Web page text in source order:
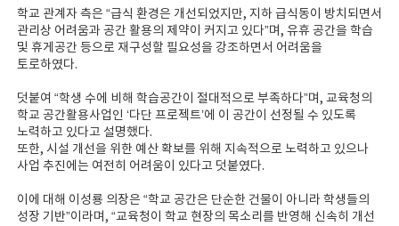
학교 관계자 측은 “급식 환경은 개선되었지만, 지하 급식동이 방치되면서
관리상 어려움과 공간 활용의 제약이 커지고 있다”며, 유휴 공간을 학습
및 휴게공간 등으로 재구성할 필요성을 강조하면서 어려움을
토로하였다.
덧붙여 “학생 수에 비해 학습공간이 절대적으로 부족하다”며, 교육청의
학교 공간활용사업인 ‘다단 프로젝트’에 이 공간이 선정될 수 있도록
노력하고 있다고 설명했다.
또한, 시설 개선을 위한 예산 확보를 위해 지속적으로 노력하고 있으나
사업 추진에는 여전히 어려움이 있다고 덧붙였다.
이에 대해 이성룡 의장은 “학교 공간은 단순한 건물이 아니라 학생들의
성장 기반”이라며, “교육청이 학교 현장의 목소리를 반영해 신속히 개선